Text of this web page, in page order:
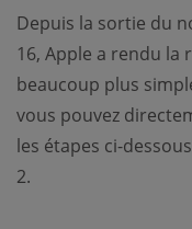
Depuis la sortie du
16, Apple a rendu la
beaucoup plus
vous pouvez
les étapes ci-
2.